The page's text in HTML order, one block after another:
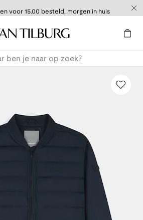
voor 15.00 besteld, morgen in huis